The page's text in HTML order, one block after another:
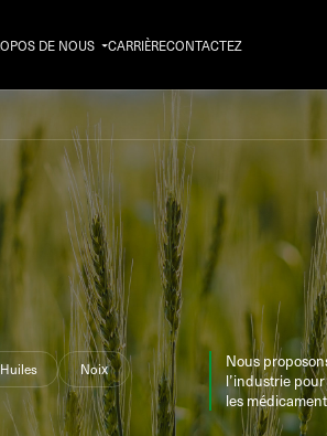
DE NOUS CARRIÈRECONTACTEZ
Huiles Noix
Nous
l’industrie
les